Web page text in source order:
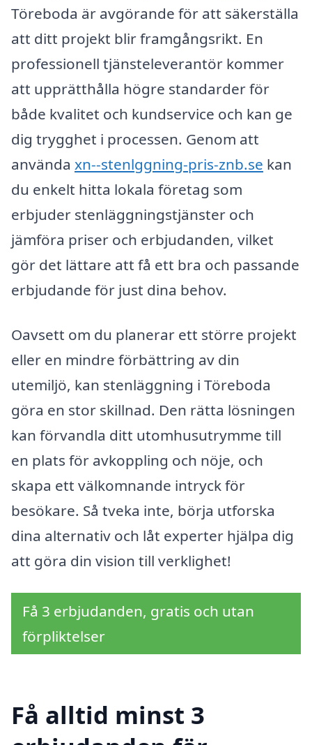
Töreboda är avgörande för att säkerställa
att ditt projekt blir framgångsrikt. En
professionell tjänsteleverantör kommer
att upprätthålla högre standarder för
både kvalitet och kundservice och kan ge
dig trygghet i processen. Genom att
använda xn--stenlggning-pris-znb.se kan
du enkelt hitta lokala företag som
erbjuder stenläggningstjänster och
jämföra priser och erbjudanden, vilket
gör det lättare att få ett bra och passande
erbjudande för just dina behov.
Oavsett om du planerar ett större projekt
eller en mindre förbättring av din
utemiljö, kan stenläggning i Töreboda
göra en stor skillnad. Den rätta lösningen
kan förvandla ditt utomhusutrymme till
en plats för avkoppling och nöje, och
skapa ett välkomnande intryck för
besökare. Så tveka inte, börja utforska
dina alternativ och låt experter hjälpa dig
att göra din vision till verklighet!
Få 3 erbjudanden, gratis och utan
förpliktelser
Få alltid minst 3